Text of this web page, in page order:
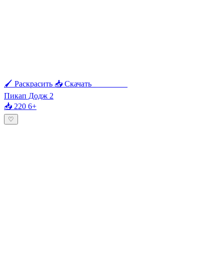
🖌 Раскрасить 📥 Скачать
Пикап Додж 2
📥 220 6+
♡